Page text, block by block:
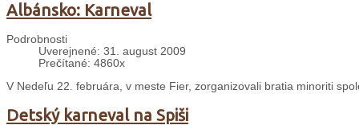
Albánsko: Karneval
Podrobnosti
Uverejnené: 31. august 2009
Prečítané: 4860x
V Nedeľu 22. februára, v meste Fier, zorganizovali bratia minoriti
Detský karneval na Spiši